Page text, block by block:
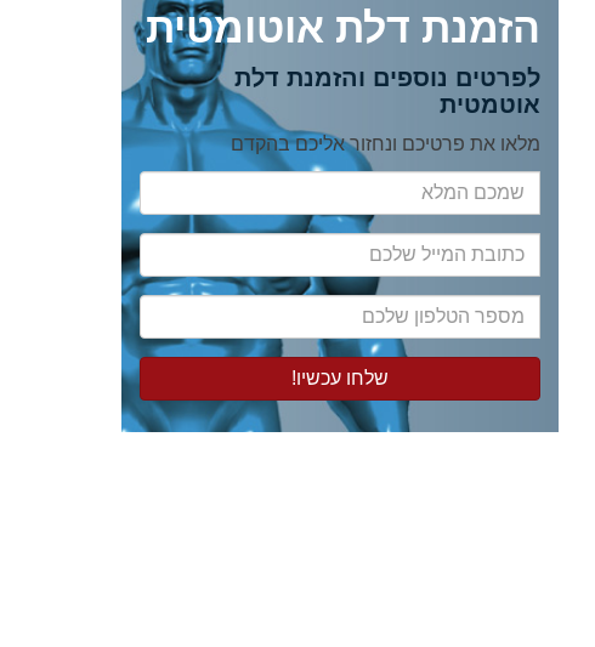
הזמנת דלת אוטומטית
לפרטים נוספים והזמנת דלת
אוטמטית
מלאו את פרטיכם ונחזור אליכם בהקדם
שמכם
המלא
כתובת
המייל
שלכם
מספר
הטלפון
שלכם